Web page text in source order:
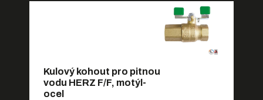
Kulový kohout pro pitnou
vodu HERZ F/F, motýl-
ocel